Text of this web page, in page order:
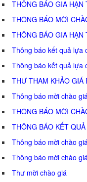
THÔNG BÁO GIA HẠN
THÔNG BÁO MỜI
THÔNG BÁO GIA HẠN
Thông báo kết quả lựa
Thông báo kết quả lựa
THƯ THAM KHẢO GIÁ
Thông báo mời chào giá
THÔNG BÁO MỜI
THÔNG BÁO KẾT
Thông báo mời chào giá
Thông báo mời chào giá
Thư mời chào giá